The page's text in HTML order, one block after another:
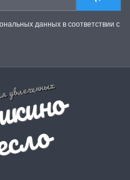
данных в соответствии с
увлеченных